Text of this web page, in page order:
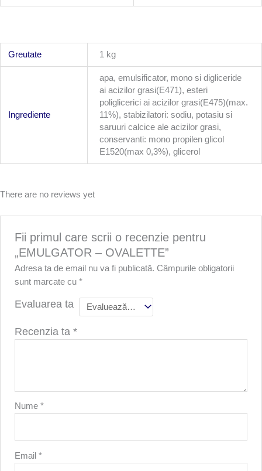
Greutate 1 kg
Ingrediente
apa, emulsificator, mono si digliceride
ai acizilor grasi(E471), esteri
poliglicerici ai acizilor grasi(E475)(max.
11%), stabizilatori: sodiu, potasiu si
saruuri calcice ale acizilor grasi,
conservanti: mono propilen glicol
E1520(max 0,3%), glicerol
There are no reviews yet
Fii primul care scrii o recenzie pentru
„EMULGATOR – OVALETTE”
Adresa ta de email nu va fi publicată. Câmpurile obligatorii
sunt marcate cu*
Evaluarea ta
Recenzia ta*
Nume*
Email*